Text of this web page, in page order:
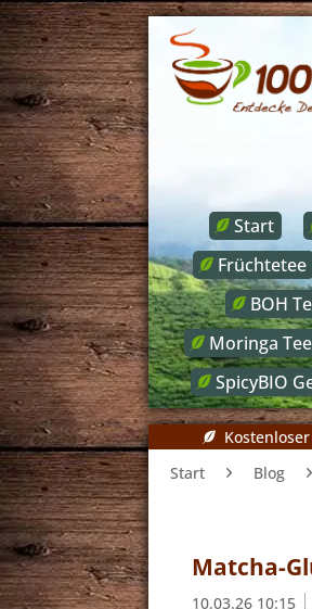
Start
Früchtetee
BOH
Moringa Tee
SpicyBIO
Start
Blog
Matcha-
10.03.26 10:15